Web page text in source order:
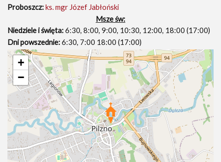
Proboszcz:ks. mgr Józef Jabłoński
Msze św:
Niedziele i święta:6:30, 8:00, 9:00, 10:30, 12:00, 18:00 (17:00)
Dni powszednie:6:30, 7:00 18:00 (17:00)
+
−